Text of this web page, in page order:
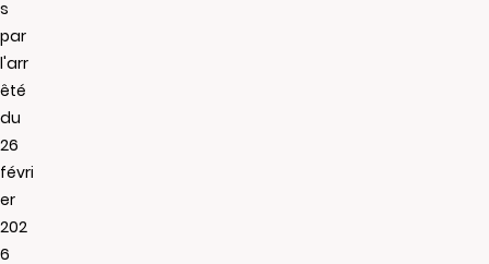
s
par
l'arr
êté
du
26
févri
er
202
6